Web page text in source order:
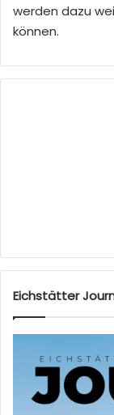
werden dazu
können.
Eichstätter